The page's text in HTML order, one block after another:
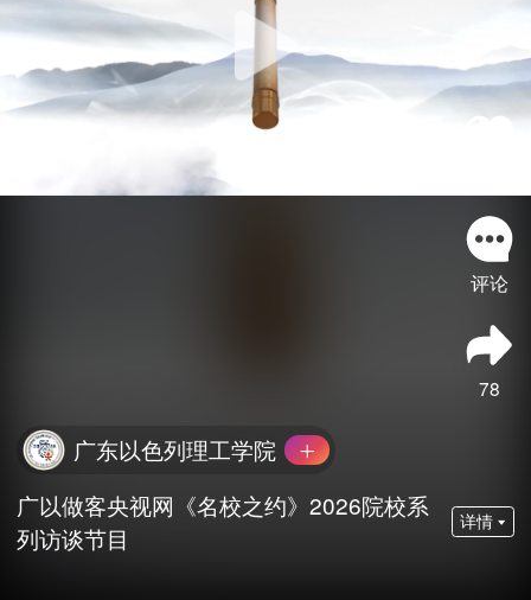
评论
78
广东以色列理工学院
广以做客央视网《名校之约》2026院校系
列访谈节目
详情